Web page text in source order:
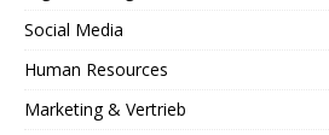
Social Media
Human Resources
Marketing & Vertrieb